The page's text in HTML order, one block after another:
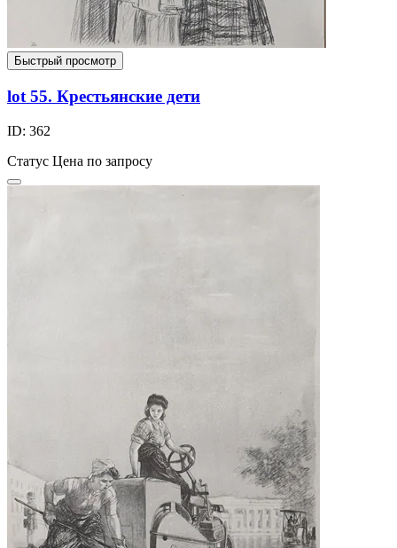
Быстрый просмотр
lot 55. Крестьянские дети
ID: 362
Статус Цена по запросу